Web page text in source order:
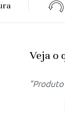
Veja o
"Produto